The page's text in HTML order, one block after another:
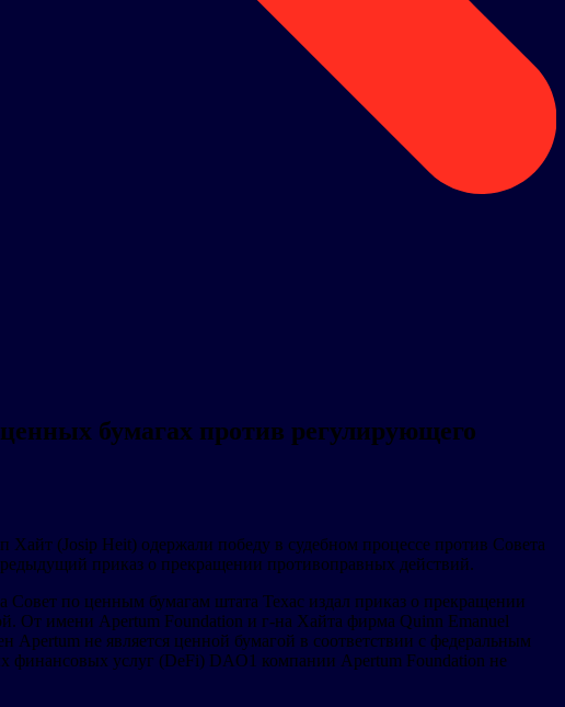
бумагах против регулирующего
(Josip Heit) одержали победу в судебном процессе против Совета
приказ о прекращении противоправных действий.
Совет по ценным бумагам штата Техас издал приказ о прекращении
От имени Apertum Foundation и г-на Хайта фирма Quinn Emanuel
не является ценной бумагой в соответствии с федеральным
финансовых услуг (DeFi) DAO1 компании Apertum Foundation не